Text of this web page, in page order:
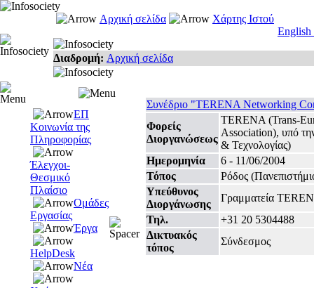
Αρχική σελίδα
Χάρτης Ιστού
English
Διαδρομή: Αρχική σελίδα
ΕΠ
Κοινωνία της
Πληροφορίας
Έλεγχοι-
Θεσμικό
Πλαίσιο
Ομάδες
Εργασίας
Έργα
HelpDesk
Νέα
Συνέδριο "TERENA Networking
Φορείς
Διοργανώσεως
TERENA (Trans-
Association), υπό
& Τεχνολογίας)
Ημερομηνία
6 - 11/06/2004
Τόπος
Ρόδος
Υπεύθυνος
Διοργάνωσης
Γραμματεία
Τηλ.
+31 20 5304488
Δικτυακός
τόπος
Σύνδεσμος